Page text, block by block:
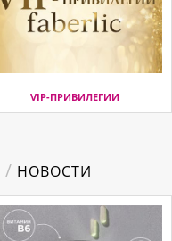
VIP-ПРИВИЛЕГИИ
/ НОВОСТИ